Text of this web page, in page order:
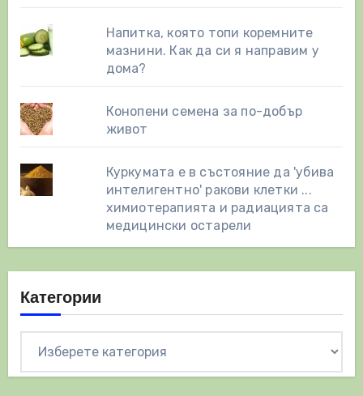
Напитка, която топи коремните
мазнини. Как да си я направим у
дома?
Конопени семена за по-добър
живот
Куркумата е в състояние да 'убива
интелигентно' ракови клетки ...
химиотерапията и радиацията са
медицински остарели
Категории